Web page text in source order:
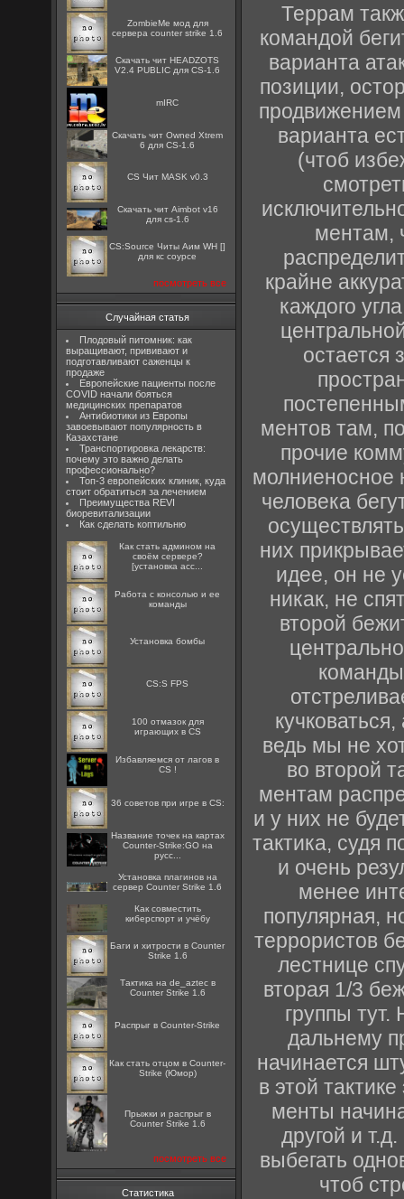
ZombieMe мод для
сервера counter strike 1.6
Скачать чит HEADZOTS
V2.4 PUBLIC для CS-1.6
mIRC
Скачать чит Owned Xtrem
6 для CS-1.6
CS Чит MASK v0.3
Скачать чит Aimbot v16
для cs-1.6
CS:Source Читы Аим WH []
для кс соурсе
посмотреть все
Случайная статья
Плодовый питомник: как
выращивают, прививают и
подготавливают саженцы к
продаже
Европейские пациенты после
COVID начали бояться
медицинских препаратов
Антибиотики из Европы
завоевывают популярность в
Казахстане
Транспортировка лекарств:
почему это важно делать
профессионально?
Топ-3 европейских клиник, куда
стоит обратиться за лечением
Преимущества REVI
биоревитализации
Как сделать коптильню
Как стать админом на
своём сервере?
[установка acc...
Работа с консолью и ее
команды
Установка бомбы
CS:S FPS
100 отмазок для
играющих в CS
Избавляемся от лагов в
CS !
36 советов при игре в CS:
Название точек на картах
Counter-Strike:GO на
русс...
Установка плагинов на
сервер Counter Strike 1.6
Как совместить
киберспорт и учёбу
Баги и хитрости в Counter
Strike 1.6
Тактика на de_aztec в
Counter Strike 1.6
Распрыг в Counter-Strike
Как стать отцом в Counter-
Strike (Юмор)
Прыжки и распрыг в
Counter Strike 1.6
посмотреть все
Статистика
Террам
командой
варианта
позиции,
продвижением
варианта
(чтоб
ментам,
крайне
каждого
остается
ментов там,
прочие
молниеносное
человека
них
идее, он не
никак, не
второй
ведь мы не
во второй
ментам
и у них не
тактика, судя
и очень
менее
популярная,
террористов
лестнице
вторая 1/3
группы тут.
дальнему
начинается
в этой
менты
другой и
выбегать
чтоб